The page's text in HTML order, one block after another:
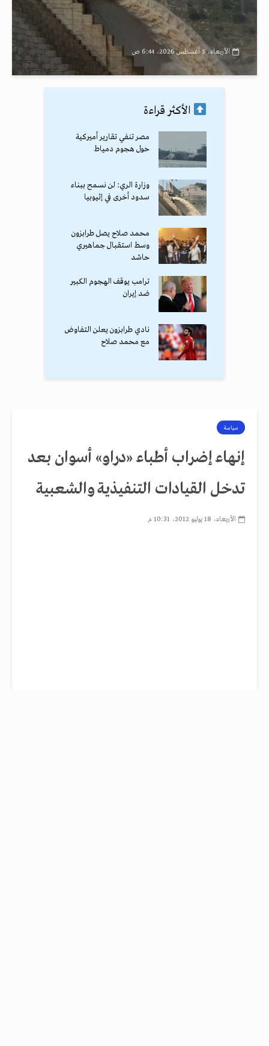
الأربعاء، 5 أغسطس 2026، 6:44 ص
الأكثر قراءة
مصر تنفي تقارير أميركية
حول هجوم دمياط
وزارة الري: لن نسمح ببناء
سدود أخرى في إثيوبيا
محمد صلاح يصل طرابزون
وسط استقبال جماهيري
حاشد
ترامب يوقف الهجوم الكبير
ضد إيران
نادي طرابزون يعلن التفاوض
مع محمد صلاح
سياسة
إنهاء إضراب أطباء «دراو» أسوان بعد
تدخل القيادات التنفيذية والشعبية
الأربعاء، 18 يوليو 2012، 10:31 م